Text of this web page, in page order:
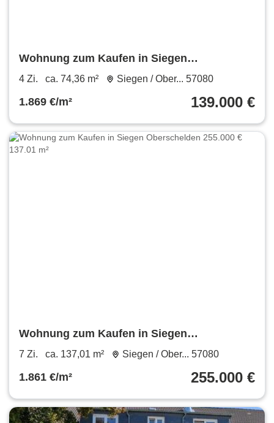
Wohnung zum Kaufen in Siegen
Oberschelden 139.000 € 74.36 m²
4 Zi. ca. 74,36 m² Siegen / Ober... 57080
1.869 €/m² 139.000 €
Wohnung zum Kaufen in Siegen
Oberschelden 255.000 € 137.01 m²
7 Zi. ca. 137,01 m² Siegen / Ober... 57080
1.861 €/m² 255.000 €